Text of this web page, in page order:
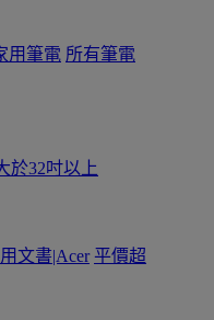
用筆電 所有筆電
於32吋以上
文書|Acer 平價超